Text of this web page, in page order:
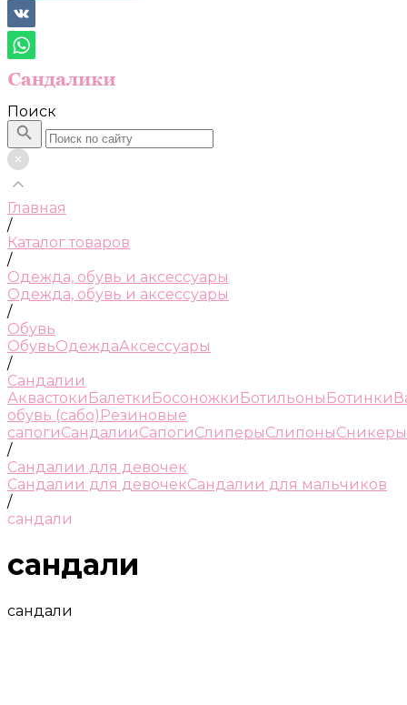
Поиск
Главная
/
Каталог товаров
/
Одежда, обувь и аксессуары
Одежда, обувь и аксессуары
/
Обувь
ОбувьОдеждаАксессуары
/
Сандалии
Аквастоки Балетки Босоножки Ботильоны Ботинки
обувь (сабо) Резиновые
сапогиСандалииСапогиСлиперыСлипоныСникеры
/
Сандалии для девочек
Сандалии для девочекСандалии для мальчиков
/
сандали
сандали
сандали